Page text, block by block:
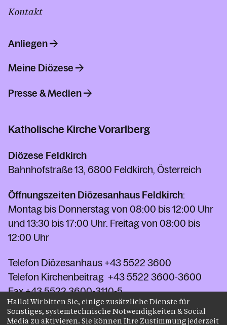
Kontakt
Anliegen
Meine Diözese
Presse & Medien
Katholische Kirche Vorarlberg
Diözese Feldkirch
Bahnhofstraße 13, 6800 Feldkirch, Österreich
Öffnungszeiten Diözesanhaus Feldkirch:
Montag bis Donnerstag von 08:00 bis 12:00 Uhr
und 13:30 bis 17:00 Uhr. Freitag von 08:00 bis
12:00 Uhr
Telefon Diözesanhaus +43 5522 3600
Telefon Kirchenbeitrag +43 5522 3600-3600
Fax+43 5522 3600-3110-5
kontakt@kath-kirche-vorarlberg.at
Hallo! Wir bitten Sie, einige zusätzliche Dienste für
Sonstiges, systemtechnische Notwendigkeiten & Social
Media zu aktivieren. Sie können Ihre Zustimmung jederzeit